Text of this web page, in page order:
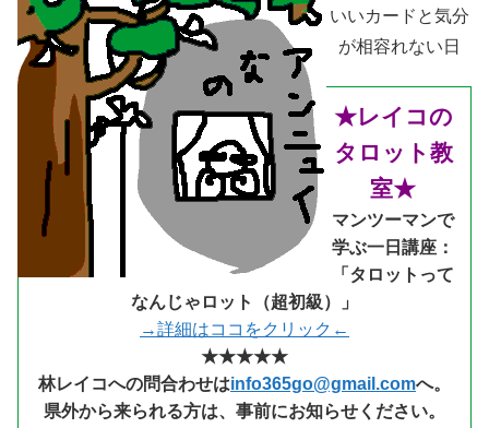
いいカードと気分
が相容れない日
★レイコの
タロット教
室★
マンツーマンで
学ぶ一日講座：
「タロットって
なんじゃロット（超初級）」
→詳細はココをクリック←
★★★★★
林レイコへの問合わせはinfo365go@gmail.comへ。
県外から来られる方は、事前にお知らせください。